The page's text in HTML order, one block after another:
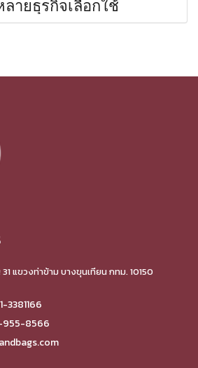
ายธุรกิจเลือกใช้
แขวงท่าข้าม บางขุนเทียน กทม. 10150
3381166
8566